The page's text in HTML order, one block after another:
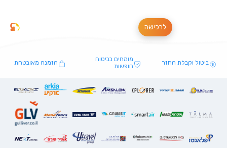
לרכישה
ביטול וקבלת החזר
מומחים בביטוח
חופשות
הזמנה מאובטחת